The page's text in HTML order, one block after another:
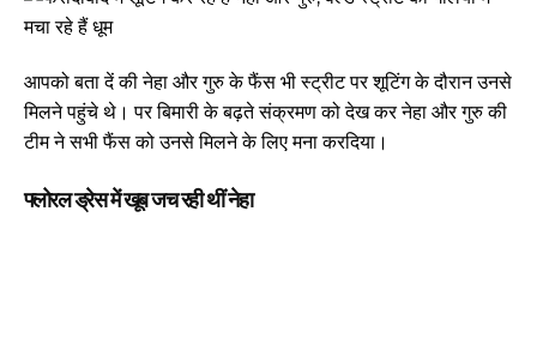
आपको बता दें की नेहा और गुरु के फैंस भी स्ट्रीट पर शूटिंग के दौरान उनसे
मिलने पहुंचे थे। पर बिमारी के बढ़ते संक्रमण को देख कर नेहा और गुरु की
टीम ने सभी फैंस को उनसे मिलने के लिए मना करदिया।
फ्लोरल ड्रेस में खूब जच रही थीं नेहा